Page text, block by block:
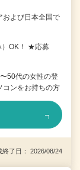
よび日本全国で
）OK！ ★応募
50代の女性の登
ンをお持ちの方
了日： 2026/08/24